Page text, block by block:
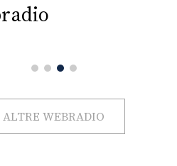
ALTRE WEBRADIO